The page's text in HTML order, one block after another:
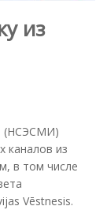
из
(НСЭСМИ)
каналов из
в том числе
Vēstnesis.